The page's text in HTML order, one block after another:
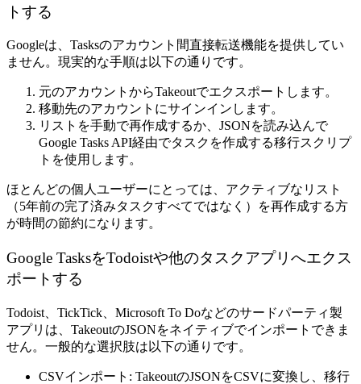
トする
Googleは、Tasksのアカウント間直接転送機能を提供してい
ません。現実的な手順は以下の通りです。
元のアカウントからTakeoutでエクスポートします。
移動先のアカウントにサインインします。
リストを手動で再作成するか、JSONを読み込んで
Google Tasks API経由でタスクを作成する移行スクリプ
トを使用します。
ほとんどの個人ユーザーにとっては、アクティブなリスト
（5年前の完了済みタスクすべてではなく）を再作成する方
が時間の節約になります。
Google TasksをTodoistや他のタスクアプリへエクス
ポートする
Todoist、TickTick、Microsoft To Doなどのサードパーティ製
アプリは、TakeoutのJSONをネイティブでインポートできま
せん。一般的な選択肢は以下の通りです。
CSVインポート: TakeoutのJSONをCSVに変換し、移行